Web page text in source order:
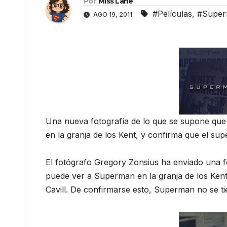
AGO 19, 2011 #Películas,
Una nueva fotografía de lo que se supone
en la granja de los Kent, y confirma que el
El fotógrafo Gregory Zonsius ha enviado una
puede ver a Superman en la granja de los
Cavill. De confirmarse esto, Superman no se